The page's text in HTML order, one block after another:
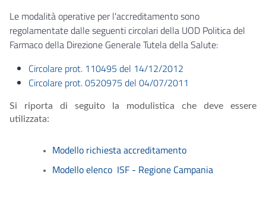
Le modalità operative per l'accreditamento sono
regolamentate dalle seguenti circolari della UOD Politica del
Farmaco della Direzione Generale Tutela della Salute:
Circolare prot. 110495 del 14/12/2012
Circolare prot. 0520975 del 04/07/2011
Si riporta di seguito la modulistica che deve essere
utilizzata:
Modello richiesta accreditamento
Modello elenco ISF - Regione Campania